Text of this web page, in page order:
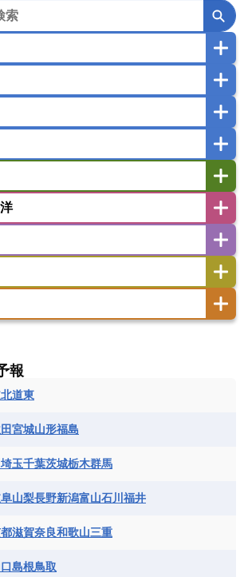
ミャンマー
主共和国
東ティモール民主共和国
ン
オマーン
カザフスタン
キプロス
キルギス
ヨルダン レバノン
ン
イタリア
ウクライナ
オランダ
オーストリア
スロベニア共和国
デンマーク
ボスニア・ヘルツェゴビナ
モルドバ
モンテネグロ
リトアニア
リヒテンシュタイン
ア
ソロモン諸島
タヒチ
トンガ ナウル共和国
ニウエ
パプアニューギニア
ナ
島
ジン諸島
グアテマラ
ケイマン諸島
ジャマイカ
ファー・ネービス
ント及びグレナディーン諸島
チリ
トリニダード・トバゴ
和国
ハイチ共和国
パナマ
エスワティニ王国
カメルーン
共和国
ケニア
コンゴ民主共和国
ル
リンシペ民主共和国
ザンビア共和国
和国
ジブチ共和国
諸島
セーシェル
報
道東
宮城山形福島
埼玉千葉茨城栃木群馬
山梨長野新潟富山石川 福井
滋賀奈良和歌山三重
島根鳥取